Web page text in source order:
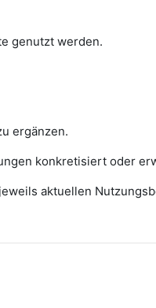
genutzt werden.
ergänzen.
konkretisiert oder
aktuellen